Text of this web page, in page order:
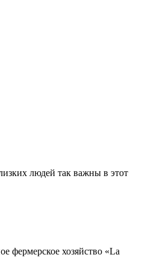
людей так важны в этот
фермерское хозяйство «La